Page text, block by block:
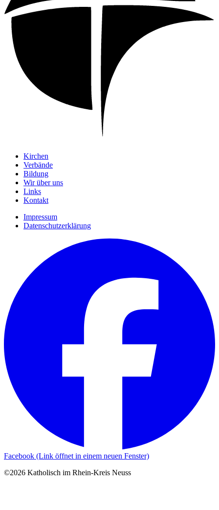
Kirchen
Verbände
Bildung
Wir über uns
Links
Kontakt
Impressum
Datenschutzerklärung
Facebook (Link öffnet in einem neuen Fenster)
©2026 Katholisch im Rhein-Kreis Neuss